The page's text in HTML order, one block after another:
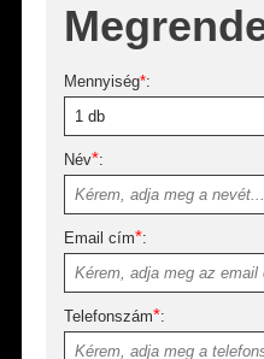
Mennyiség*:
Név*:
Email cím*:
Telefonszám*: